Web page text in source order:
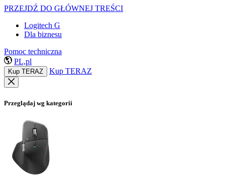
PRZEJDŹ DO GŁÓWNEJ TREŚCI
Logitech G
Dla biznesu
Pomoc techniczna
PL,pl
Kup TERAZ Kup TERAZ
Przeglądaj wg kategorii